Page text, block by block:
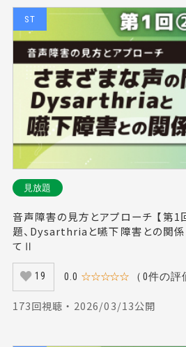
ST
見放題
音声障害の見方とアプローチ 【第1
題、Dysarthriaと嚥下障害との関
てⅡ
19 0.0 ☆☆☆☆☆ （0件の評
173回視聴 ・ 2026/03/13公開